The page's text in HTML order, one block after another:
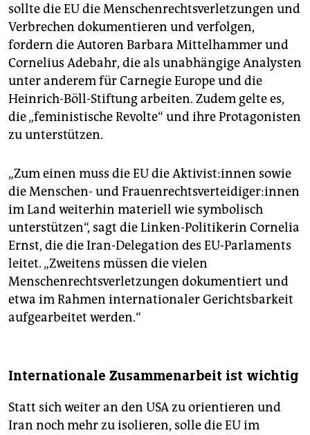
sollte die EU die Menschenrechtsverletzungen und
Verbrechen dokumentieren und verfolgen,
fordern die Autoren Barbara Mittelhammer und
Cornelius Adebahr, die als unabhängige Analysten
unter anderem für Carnegie Europe und die
Heinrich-Böll-Stiftung arbeiten. Zudem gelte es,
die „feministische Revolte“ und ihre Protagonisten
zu unterstützen.
„Zum einen muss die EU die Ak­ti­vis­t:in­nen sowie
die Menschen- und Frau­en­rechts­ver­tei­di­ge­r:in­nen
im Land weiterhin materiell wie symbolisch
unterstützen“, sagt die Linken-Politikerin Cornelia
Ernst, die die Iran-Delegation des EU-Parlaments
leitet. „Zweitens müssen die vielen
Menschenrechtsverletzungen dokumentiert und
etwa im Rahmen internationaler Gerichtsbarkeit
aufgearbeitet werden.“
Internationale Zusammenarbeit ist wichtig
Statt sich weiter an den USA zu orientieren und
Iran noch mehr zu isolieren, solle die EU im